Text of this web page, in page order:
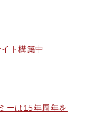
ト構築中
ーは15年周年を